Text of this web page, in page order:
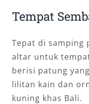
Tempat
Tepat di samping
altar untuk
berisi patung
lilitan kain dan
kuning khas Bali.